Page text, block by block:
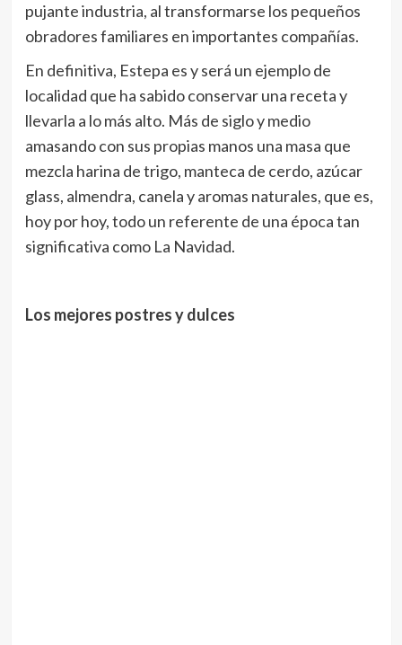
pujante industria, al transformarse los pequeños
obradores familiares en importantes compañías.
En definitiva, Estepa es y será un ejemplo de
localidad que ha sabido conservar una receta y
llevarla a lo más alto. Más de siglo y medio
amasando con sus propias manos una masa que
mezcla harina de trigo, manteca de cerdo, azúcar
glass, almendra, canela y aromas naturales, que es,
hoy por hoy, todo un referente de una época tan
significativa como La Navidad.
Los mejores postres y dulces